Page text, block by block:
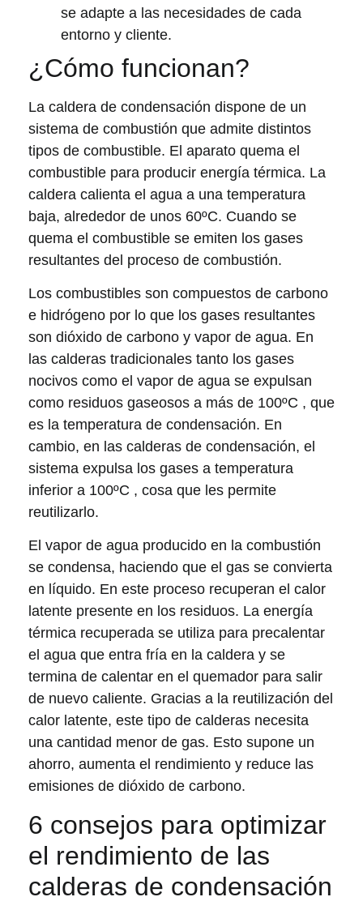
se adapte a las necesidades de cada
entorno y cliente.
¿Cómo funcionan?
La caldera de condensación dispone de un
sistema de combustión que admite distintos
tipos de combustible. El aparato quema el
combustible para producir energía térmica. La
caldera calienta el agua a una temperatura
baja, alrededor de unos 60ºC. Cuando se
quema el combustible se emiten los gases
resultantes del proceso de combustión.
Los combustibles son compuestos de carbono
e hidrógeno por lo que los gases resultantes
son dióxido de carbono y vapor de agua. En
las calderas tradicionales tanto los gases
nocivos como el vapor de agua se expulsan
como residuos gaseosos a más de 100ºC , que
es la temperatura de condensación. En
cambio, en las calderas de condensación, el
sistema expulsa los gases a temperatura
inferior a 100ºC , cosa que les permite
reutilizarlo.
El vapor de agua producido en la combustión
se condensa, haciendo que el gas se convierta
en líquido. En este proceso recuperan el calor
latente presente en los residuos. La energía
térmica recuperada se utiliza para precalentar
el agua que entra fría en la caldera y se
termina de calentar en el quemador para salir
de nuevo caliente. Gracias a la reutilización del
calor latente, este tipo de calderas necesita
una cantidad menor de gas. Esto supone un
ahorro, aumenta el rendimiento y reduce las
emisiones de dióxido de carbono.
6 consejos para optimizar
el rendimiento de las
calderas de condensación